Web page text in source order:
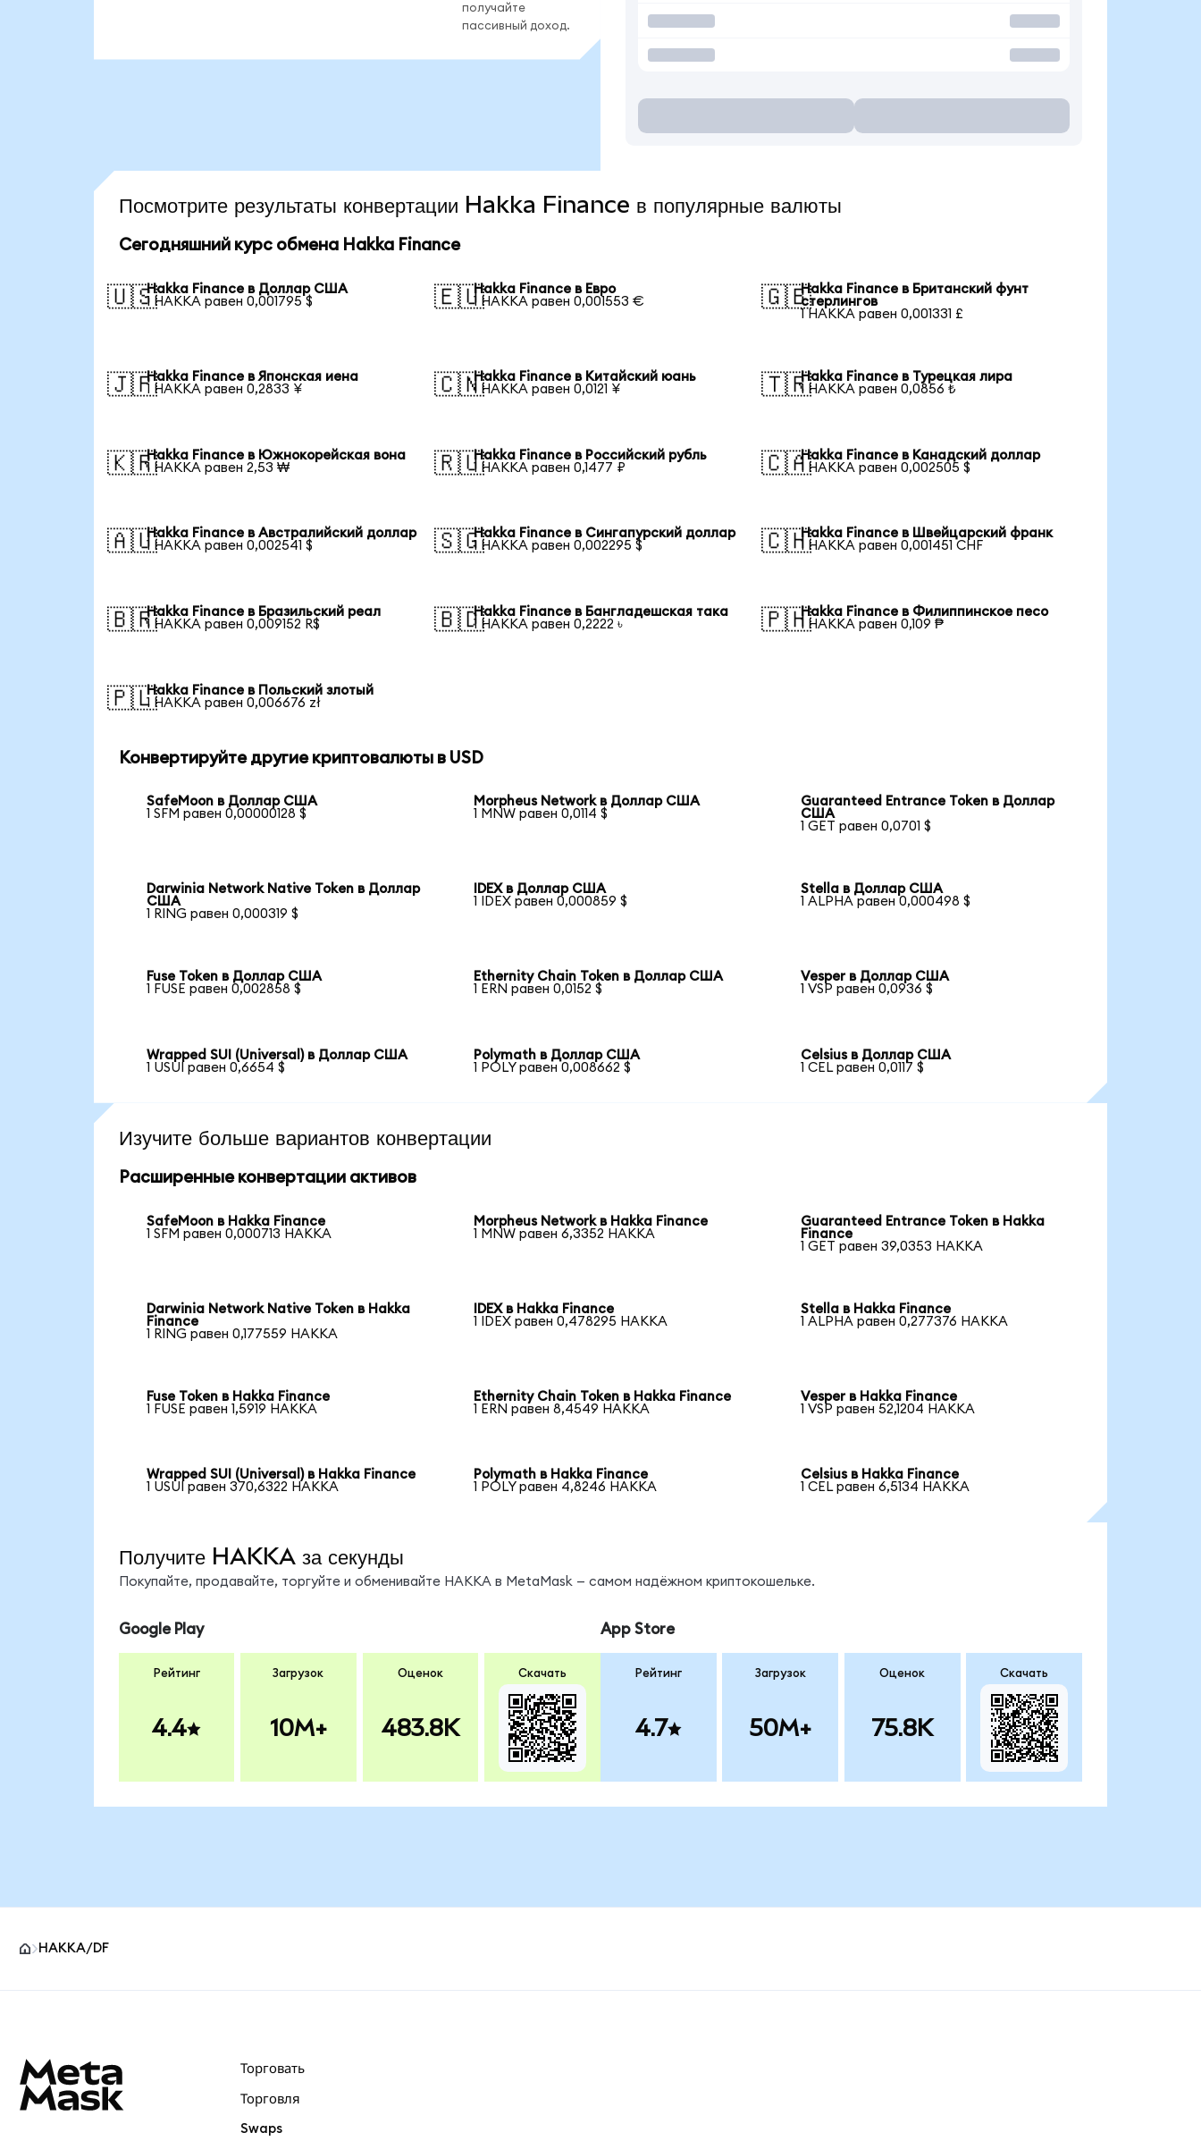
получайте
пассивный доход.
Посмотрите результаты конвертации Hakka Finance в популярные валюты
Сегодняшний курс обмена Hakka Finance
🇺🇸Hakka Finance в Доллар США
1 HAKKA равен 0,001795 $
🇪🇺Hakka Finance в Евро
1 HAKKA равен 0,001553 €
🇬🇧Hakka Finance в Британский фунт
стерлингов
1 HAKKA равен 0,001331 £
🇯🇵Hakka Finance в Японская иена
1 HAKKA равен 0,2833 ¥
🇨🇳Hakka Finance в Китайский юань
1 HAKKA равен 0,0121 ¥
🇹🇷Hakka Finance в Турецкая лира
1 HAKKA равен 0,0856 ₺
🇰🇷Hakka Finance в Южнокорейская вона
1 HAKKA равен 2,53 ₩
🇷🇺Hakka Finance в Российский рубль
1 HAKKA равен 0,1477 ₽
🇨🇦Hakka Finance в Канадский доллар
1 HAKKA равен 0,002505 $
🇦🇺Hakka Finance в Австралийский доллар
1 HAKKA равен 0,002541 $
🇸🇬Hakka Finance в Сингапурский доллар
1 HAKKA равен 0,002295 $
🇨🇭Hakka Finance в Швейцарский франк
1 HAKKA равен 0,001451 CHF
🇧🇷Hakka Finance в Бразильский реал
1 HAKKA равен 0,009152 R$
🇧🇩Hakka Finance в Бангладешская така
1 HAKKA равен 0,2222 ৳
🇵🇭Hakka Finance в Филиппинское песо
1 HAKKA равен 0,109 ₱
🇵🇱Hakka Finance в Польский злотый
1 HAKKA равен 0,006676 zł
Конвертируйте другие криптовалюты в USD
SafeMoon в Доллар США
1 SFM равен 0,00000128 $
Morpheus Network в Доллар США
1 MNW равен 0,0114 $
Guaranteed Entrance Token в Доллар
США
1 GET равен 0,0701 $
Darwinia Network Native Token в Доллар
США
1 RING равен 0,000319 $
IDEX в Доллар США
1 IDEX равен 0,000859 $
Stella в Доллар США
1 ALPHA равен 0,000498 $
Fuse Token в Доллар США
1 FUSE равен 0,002858 $
Ethernity Chain Token в Доллар США
1 ERN равен 0,0152 $
Vesper в Доллар США
1 VSP равен 0,0936 $
Wrapped SUI (Universal) в Доллар США
1 USUI равен 0,6654 $
Polymath в Доллар США
1 POLY равен 0,008662 $
Celsius в Доллар США
1 CEL равен 0,0117 $
Изучите больше вариантов конвертации
Расширенные конвертации активов
SafeMoon в Hakka Finance
1 SFM равен 0,000713 HAKKA
Morpheus Network в Hakka Finance
1 MNW равен 6,3352 HAKKA
Guaranteed Entrance Token в Hakka
Finance
1 GET равен 39,0353 HAKKA
Darwinia Network Native Token в Hakka
Finance
1 RING равен 0,177559 HAKKA
IDEX в Hakka Finance
1 IDEX равен 0,478295 HAKKA
Stella в Hakka Finance
1 ALPHA равен 0,277376 HAKKA
Fuse Token в Hakka Finance
1 FUSE равен 1,5919 HAKKA
Ethernity Chain Token в Hakka Finance
1 ERN равен 8,4549 HAKKA
Vesper в Hakka Finance
1 VSP равен 52,1204 HAKKA
Wrapped SUI (Universal) в Hakka Finance
1 USUI равен 370,6322 HAKKA
Polymath в Hakka Finance
1 POLY равен 4,8246 HAKKA
Celsius в Hakka Finance
1 CEL равен 6,5134 HAKKA
Получите HAKKA за секунды
Покупайте, продавайте, торгуйте и обменивайте HAKKA в MetaMask — самом надёжном криптокошельке.
Google Play
Рейтинг
4.4
Загрузок
10M+
Оценок
483.8K
Скачать
App Store
Рейтинг
4.7
Загрузок
50M+
Оценок
75.8K
Скачать
HAKKA/DF
Торговать
Торговля
Swaps